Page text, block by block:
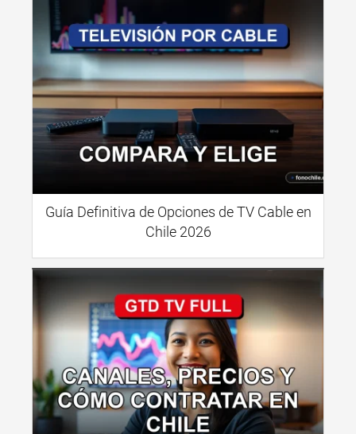
Guía Definitiva de Opciones de TV Cable en
Chile 2026